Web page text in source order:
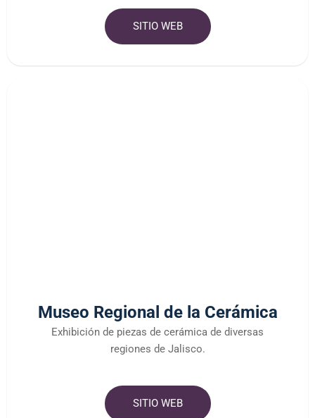
SITIO WEB
Museo Regional de la Cerámica
Exhibición de piezas de cerámica de diversas
regiones de Jalisco.
SITIO WEB